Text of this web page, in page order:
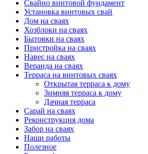
Свайно винтовой фундамент
Установка винтовых свай
Дом на сваях
Хозблоки на сваях
Бытовки на сваях
Пристройка на сваях
Навес на сваях
Веранда на сваях
Терраса на винтовых сваях
Открытая терраса к дому
Зимняя терраса к дому
Дачная терраса
Cарай на сваях
Реконструкция дома
Забор на сваях
Наши работы
Полезное